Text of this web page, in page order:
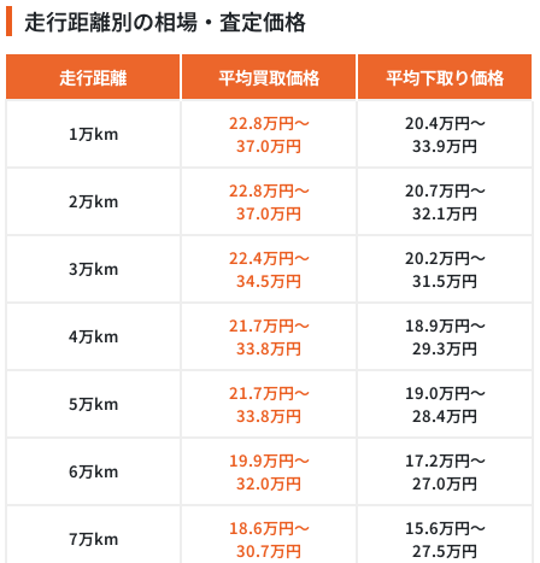
走行距離別の相場・査定価格
走行距離 平均買取価格 平均下取り価格
1万km
22.8万円～
37.0万円
20.4万円～
33.9万円
2万km
22.8万円～
37.0万円
20.7万円～
32.1万円
3万km
22.4万円～
34.5万円
20.2万円～
31.5万円
4万km
21.7万円～
33.8万円
18.9万円～
29.3万円
5万km
21.7万円～
33.8万円
19.0万円～
28.4万円
6万km
19.9万円～
32.0万円
17.2万円～
27.0万円
7万km
18.6万円～
30.7万円
15.6万円～
27.5万円